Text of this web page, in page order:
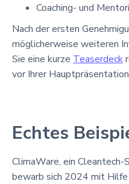
Coaching- und
Nach der ersten
möglicherweise weiteren
Sie eine kurze Teaserdeck
vor Ihrer
Echtes
ClimaWare, ein
bewarb sich 2024 mit